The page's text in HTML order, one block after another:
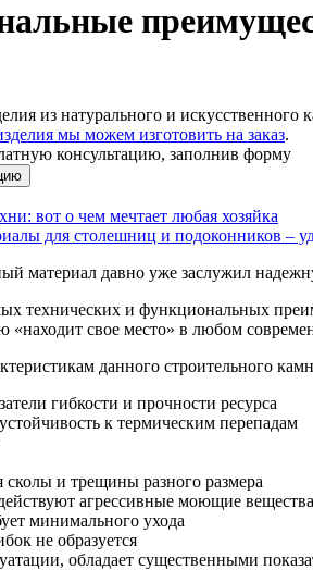
из натурального и искусственного
мы можем изготовить на заказ.
консультацию, заполнив форму
вот о чем мечтает любая хозяйка
для столешниц и подоконников –
материал давно уже заслужил
технических и функциональных
«находит свое место» в любом
данного строительного
гибкости и прочности ресурса
к термическим перепадам
сколы и трещины разного размера
агрессивные моющие вещества
минимального ухода
не образуется
обладает существенными